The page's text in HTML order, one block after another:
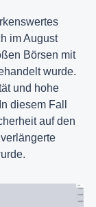
im August
Börsen mit
wurde.
und hohe
diesem Fall
auf den